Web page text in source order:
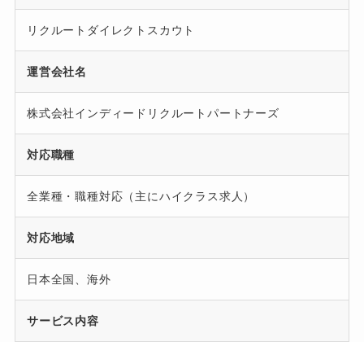
リクルートダイレクトスカウト
運営会社名
株式会社インディードリクルートパートナーズ
対応職種
全業種・職種対応（主にハイクラス求人）
対応地域
日本全国、海外
サービス内容